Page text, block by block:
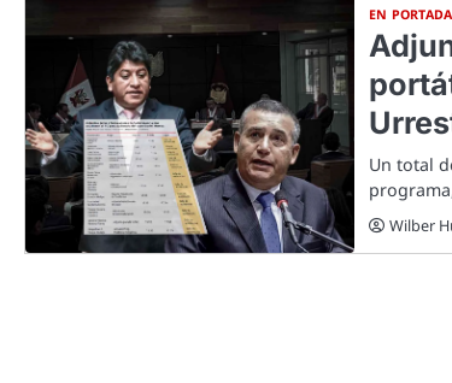
EN PORTADA
Un total
Wilber